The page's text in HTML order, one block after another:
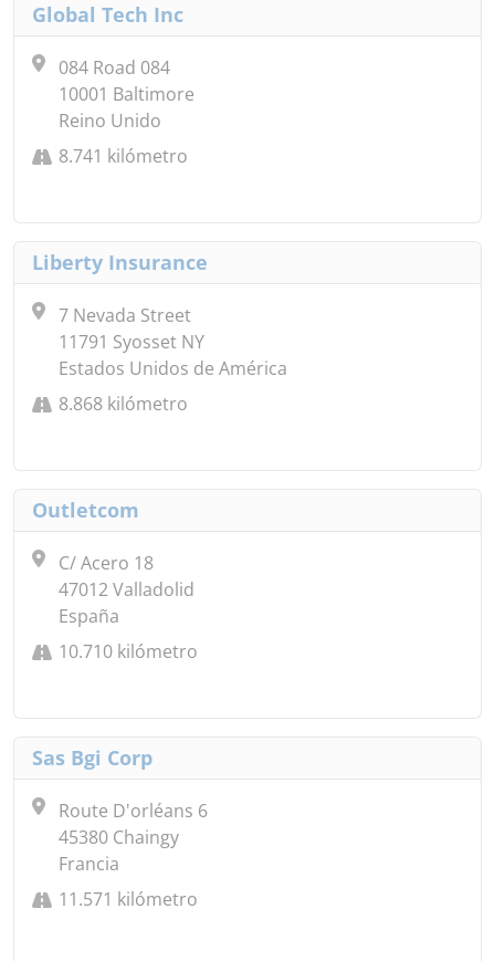
Global Tech Inc
084 Road 084
10001 Baltimore
Reino Unido
8.741 kilómetro
Liberty Insurance
7 Nevada Street
11791 Syosset NY
Estados Unidos de América
8.868 kilómetro
Outletcom
C/ Acero 18
47012 Valladolid
España
10.710 kilómetro
Sas Bgi Corp
Route D'orléans 6
45380 Chaingy
Francia
11.571 kilómetro